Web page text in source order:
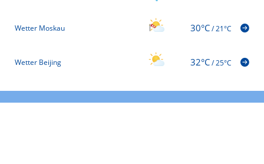
Wetter Moskau 30°C/21°C
Wetter Beijing 32°C/25°C